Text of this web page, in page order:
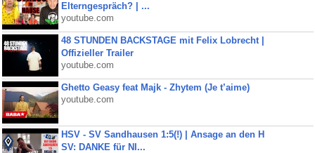
Elterngespräch? | ...
youtube.com
48 STUNDEN BACKSTAGE mit Felix Lobrecht |
Offizieller Trailer
youtube.com
Ghetto Geasy feat Majk - Zhytem (Je t’aime)
youtube.com
HSV - SV Sandhausen 1:5(!) | Ansage an den H
SV: DANKE für NI...